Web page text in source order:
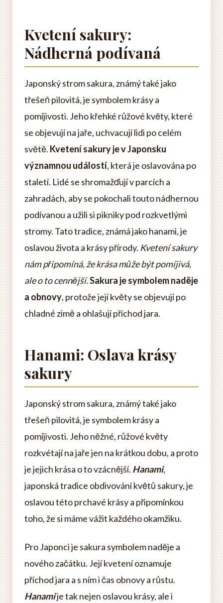
Kvetení sakury:
Nádherná podívaná
Japonský strom sakura, známý také jako
třešeň pilovitá, je symbolem krásy a
pomíjivosti. Jeho křehké růžové květy, které
se objevují na jaře, uchvacují lidi po celém
světě. Kvetení sakury je v Japonsku
významnou událostí, která je oslavována po
staletí. Lidé se shromažďují v parcích a
zahradách, aby se pokochali touto nádhernou
podívanou a užili si pikniky pod rozkvetlými
stromy. Tato tradice, známá jako hanami, je
oslavou života a krásy přírody. Kvetení sakury
nám připomíná, že krása může být pomíjivá,
ale o to cennější.Sakura je symbolem naděje
a obnovy, protože její květy se objevují po
chladné zimě a ohlašují příchod jara.
Hanami: Oslava krásy
sakury
Japonský strom sakura, známý také jako
třešeň pilovitá, je symbolem krásy a
pomíjivosti. Jeho něžné, růžové květy
rozkvétají na jaře jen na krátkou dobu, a proto
je jejich krása o to vzácnější. Hanami,
japonská tradice obdivování květů sakury, je
oslavou této prchavé krásy a připomínkou
toho, že si máme vážit každého okamžiku.
Pro Japonci je sakura symbolem naděje a
nového začátku. Její kvetení oznamuje
příchod jara a s ním i čas obnovy a růstu.
Hanamije tak nejen oslavou krásy, ale i